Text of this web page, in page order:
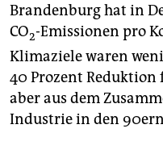
Brandenburg hat in
CO2-Emissionen pro
Klimaziele waren
40 Prozent
aber aus dem
Industrie in den